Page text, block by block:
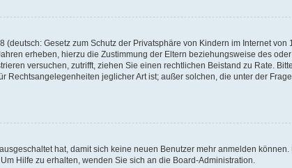
(deutsch: Gesetz zum Schutz der Privatsphäre von Kindern im Internet
erheben, hierzu die Zustimmung der Eltern beziehungsweise des
versuchen, zutrifft, ziehen Sie einen rechtlichen Beistand zu Rate.
jeglicher Art ist; außer solchen, die unter der
hat, damit sich keine neuen Benutzer mehr anmelden
Hilfe zu erhalten, wenden Sie sich an die Board-Administration.